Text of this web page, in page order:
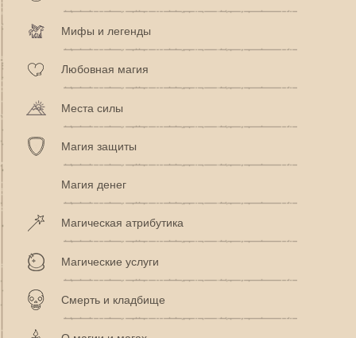
Мифы и легенды
Любовная магия
Места силы
Магия защиты
Магия денег
Магическая атрибутика
Магические услуги
Смерть и кладбище